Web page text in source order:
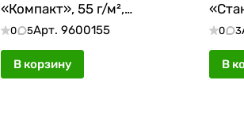
«Компакт», 55 г/м²,
двухслойная
0 5Арт. 9600155
В корзину
0 3
В